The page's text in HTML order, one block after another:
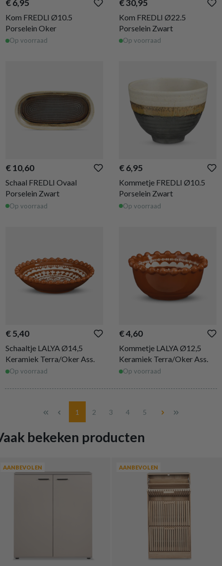
€ 6,95
Kom FREDLI Ø10.5
Porselein Oker
Op voorraad
€ 30,95
Kom FREDLI Ø22.5
Porselein Zwart
Op voorraad
€ 10,60
Schaal FREDLI Ovaal
Porselein Zwart
Op voorraad
€ 6,95
Kommetje FREDLI Ø10.5
Porselein Zwart
Op voorraad
€ 5,40
Schaaltje LALYA Ø14,5
Keramiek Terra/Oker Ass.
Op voorraad
€ 4,60
Kommetje LALYA Ø12,5
Keramiek Terra/Oker Ass.
Op voorraad
Pagina
1 Pagina
2 Pagina
3 Pagina
4 Pagina
5
bekeken producten
AANBEVOLEN AANBEVOLEN